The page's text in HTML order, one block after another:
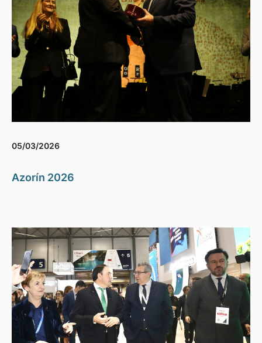
05/03/2026
Azorín 2026